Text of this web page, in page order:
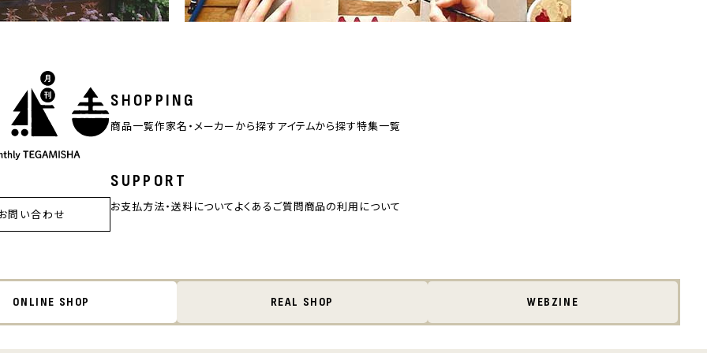
SHOPPING
商品一覧作家名・メーカーから探すアイテムから探す特集一覧
SUPPORT
お支払方法・送料についてよくあるご質問商品の利用について
問い合わせ
ONLINE SHOP REAL SHOP WEBZINE